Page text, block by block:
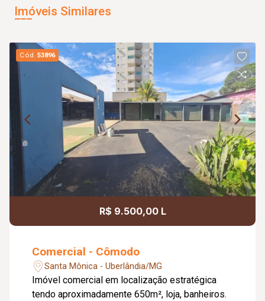
Imóveis Similares
Cód.53896
R$ 9.500,00 L
Comercial - Cômodo
Santa Mônica - Uberlândia/MG
Imóvel comercial em localização estratégica
tendo aproximadamente 650m², loja, banheiros.